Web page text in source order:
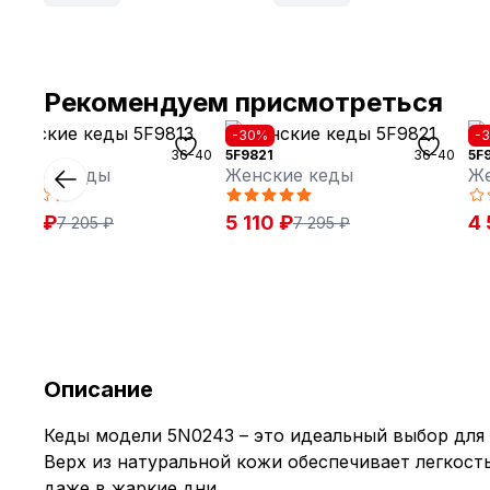
Рекомендуем присмотреться
36-40
кеды
₽7 205 ₽
-30%
5F9821
36-40
Женские кеды
5 110 ₽7 295 ₽
-
4
Описание
Кеды модели 5N0243 – это идеальный выбор для
Верх из натуральной кожи обеспечивает